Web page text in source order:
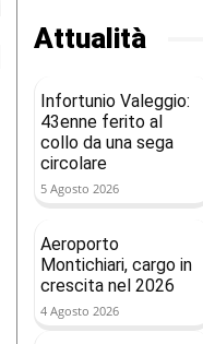
Attualità
Infortunio Valeggio:
43enne ferito al
collo da una sega
circolare
5 Agosto 2026
Aeroporto
Montichiari, cargo in
crescita nel 2026
4 Agosto 2026